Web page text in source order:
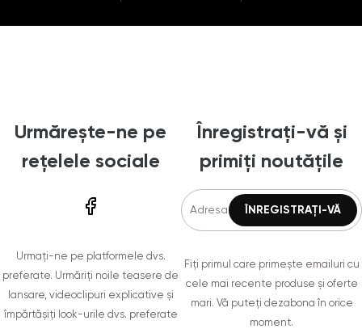
Urmărește-ne pe
rețelele sociale
Urmați-ne pe platformele dvs.
preferate. Urmăriți noile teasere de
lansare, videoclipuri explicative și
împărtășiți look-urile dvs. preferate
Înregistrați-vă și
primiți noutățile
Fiți primul care primește emailuri cu
cele mai recente produse și oferte
mari. Vă puteți dezabona în orice
moment.